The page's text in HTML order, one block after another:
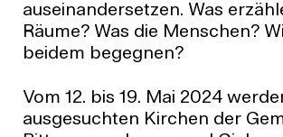
auseinandersetzen. Was
Räume? Was die Menschen?
beidem begegnen?
Vom 12. bis 19. Mai 2024
ausgesuchten Kirchen der